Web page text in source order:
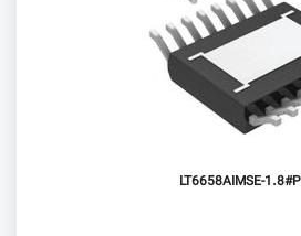
LT6658AIMSE-